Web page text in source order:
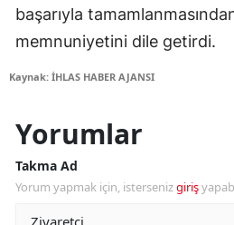
başarıyla
memnuniyetini dile getirdi.
Kaynak: İHLAS HABER AJANSI
Yorumlar
Takma Ad
Yorum yapmak için, istersenizgiriş